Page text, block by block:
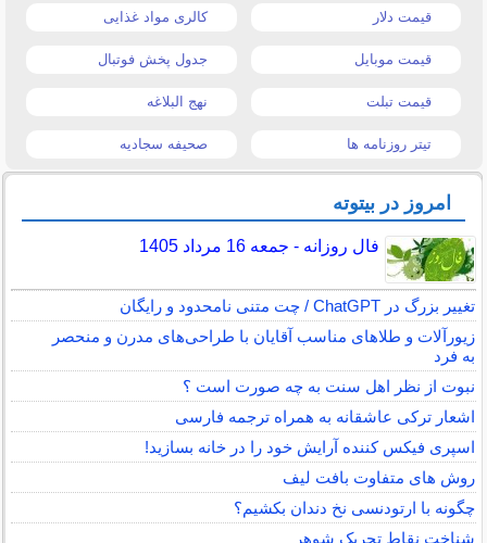
قیمت دلار کالری مواد غذایی
قیمت موبایل جدول پخش فوتبال
قیمت تبلت نهج البلاغه
تیتر روزنامه ها صحیفه سجادیه
امروز در بیتوته
فال روزانه - جمعه 16 مرداد 1405
تغییر بزرگ در ChatGPT / چت متنی نامحدود و رایگان
زیورآلات و طلاهای مناسب آقایان با طراحی‌های مدرن و منحصر
به فرد
نبوت از نظر اهل سنت به چه صورت است ؟
اشعار ترکی عاشقانه به همراه ترجمه فارسی
اسپری فیکس کننده آرایش خود را در خانه بسازید!
روش های متفاوت بافت لیف
چگونه با ارتودنسی نخ دندان بکشیم؟
شناخت نقاط تحریک شوهر